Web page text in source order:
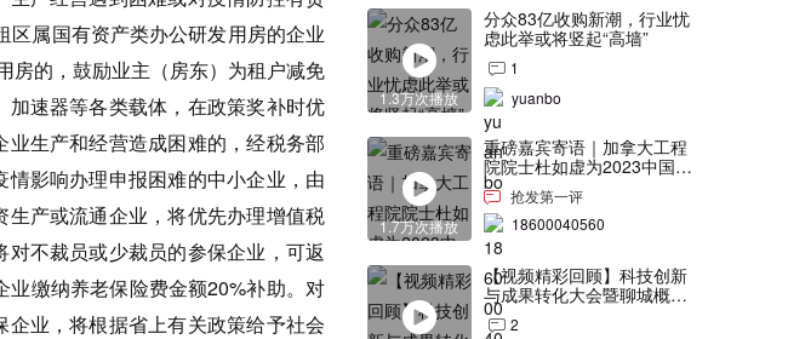
区属国有资产类办公研发用房的企业
房的，鼓励业主（房东）为租户减免
速器等各类载体，在政策奖补时优
生产和经营造成困难的，经税务部
影响办理申报困难的中小企业，由
产或流通企业，将优先办理增值税
不裁员或少裁员的参保企业，可返
缴纳养老保险费金额20%补助。对
业，将根据省上有关政策给予社会
1.3万次播放
分众83亿收购新潮，行业忧
虑此举或将竖起“高墙”
1
yuanbo
1.7万次播放
重磅嘉宾寄语｜加拿大工程
院院士杜如虚为2023中国创
交会打Call！
抢发第一评
18600040560
【视频精彩回顾】科技创新
与成果转化大会暨聊城概念
验证中心合作签约仪式
2